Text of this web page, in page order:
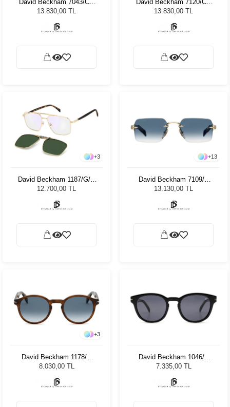
David Beckham 7043/CS
086M9 50 Unisex Güneş
13.830,00 TL
David Beckham 7120/CS
AB851 Unisex Güneş
13.830,00 TL
+3
David Beckham 1187/G/C
J5G Unisex Güneş
12.700,00 TL
+13
David Beckham 7109/S
9RHL 5508 Unisex Güneş
13.130,00 TL
+3
David Beckham 1178/S
WR9 5008 Unisex Güneş
8.030,00 TL
David Beckham 1046/S
807IR 50 Unisex Güneş
7.335,00 TL